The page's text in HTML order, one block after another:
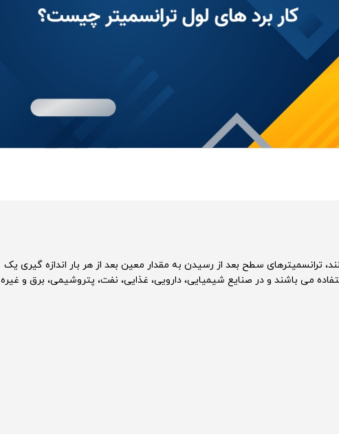
ترانسمیترهای سطح بعد از رسیدن به مقدار معین بعد از هر بار اندازه گیری یک
می باشند و در صنایع شیمیایی، دارویی، غذایی، نفت، پتروشیمی، برق و غیره